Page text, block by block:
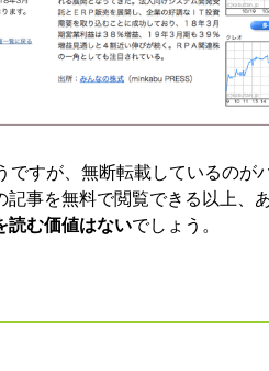
すが、無断転載しているのが
記事を無料で閲覧できる以上、
読む価値はないでしょう。